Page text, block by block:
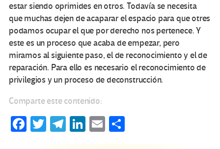
estar siendo oprimides en otros. Todavía se necesita
que muchas dejen de acaparar el espacio para que otres
podamos ocupar el que por derecho nos pertenece. Y
este es un proceso que acaba de empezar, pero
miramos al siguiente paso, el de reconocimiento y el de
reparación. Para ello es necesario el reconocimiento de
privilegios y un proceso de deconstrucción.
Comparte este contenido:
Fa T
Te Li
E